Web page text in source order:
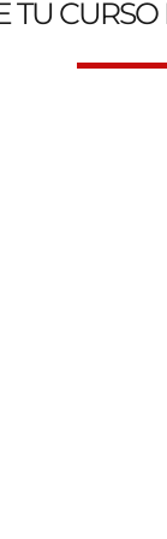
TU